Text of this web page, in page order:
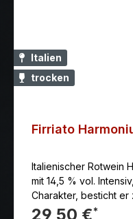
Italien
trocken
Firriato
Italienischer Rotwein
mit 14,5 % vol.
Charakter, besticht
Aroma von Kirschen
29,50 €*